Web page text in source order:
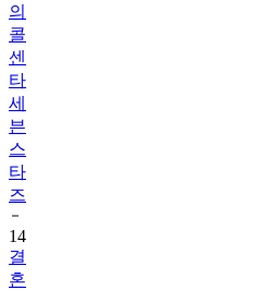
의
콜
센
타
세
븐
스
타
즈
14
결
혼